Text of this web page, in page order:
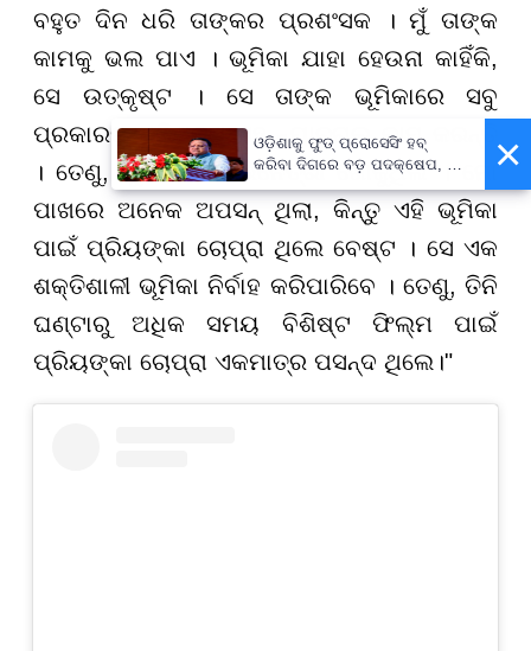
ବହୁତ ଦିନ ଧରି ତାଙ୍କର ପ୍ରଶଂସକ । ମୁଁ ତାଙ୍କ
କାମକୁ ଭଲ ପାଏ । ଭୂମିକା ଯାହା ହେଉନା କାହିଁକି,
ସେ ଉତ୍କୃଷ୍ଟ । ସେ ତାଙ୍କ ଭୂମିକାରେ ସବୁ
ପ୍ରକାରର ପରିଶ୍ରମ ସହ ନ୍ୟାଚୁରାଲ କାମ କରନ୍ତି
। ତେଣୁ, ମୁଁ ସମାନ ଅଭିନେତ୍ରୀ ଖୋଜୁଥିଲି । ମୋ
ପାଖରେ ଅନେକ ଅପସନ୍ ଥିଲା, କିନ୍ତୁ ଏହି ଭୂମିକା
ପାଇଁ ପ୍ରିୟଙ୍କା ଚୋପ୍ରା ଥିଲେ ବେଷ୍ଟ । ସେ ଏକ
ଶକ୍ତିଶାଳୀ ଭୂମିକା ନିର୍ବାହ କରିପାରିବେ । ତେଣୁ, ତିନି
ଘଣ୍ଟାରୁ ଅଧିକ ସମୟ ବିଶିଷ୍ଟ ଫିଲ୍ମ ପାଇଁ
ପ୍ରିୟଙ୍କା ଚୋପ୍ରା ଏକମାତ୍ର ପସନ୍ଦ ଥିଲେ।"
×
ଓଡ଼ିଶାକୁ ଫୁଡ୍ ପ୍ରୋସେସିଂ ହବ୍
କରିବା ଦିଗରେ ବଡ଼ ପଦକ୍ଷେପ, ୪୨
ହଜାରରୁ ଅଧିକ ନିଯୁକ୍ତି ସୁଯୋଗ